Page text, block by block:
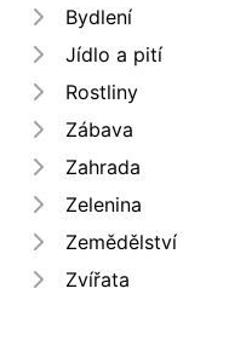
Bydlení
Jídlo a pití
Rostliny
Zábava
Zahrada
Zelenina
Zemědělství
Zvířata